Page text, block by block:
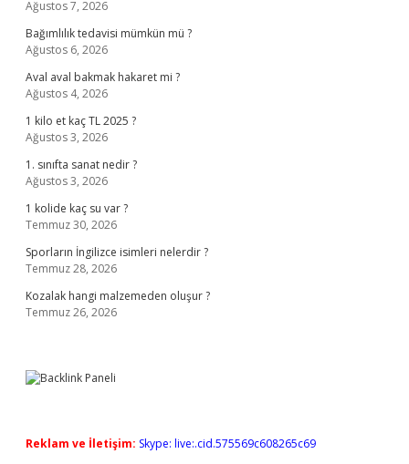
Ağustos 7, 2026
Bağımlılık tedavisi mümkün mü ?
Ağustos 6, 2026
Aval aval bakmak hakaret mi ?
Ağustos 4, 2026
1 kilo et kaç TL 2025 ?
Ağustos 3, 2026
1. sınıfta sanat nedir ?
Ağustos 3, 2026
1 kolide kaç su var ?
Temmuz 30, 2026
Sporların İngilizce isimleri nelerdir ?
Temmuz 28, 2026
Kozalak hangi malzemeden oluşur ?
Temmuz 26, 2026
Reklam ve İletişim: Skype: live:.cid.575569c608265c69